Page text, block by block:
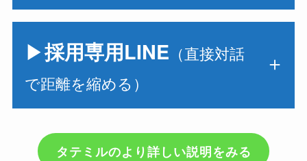
▶採用専用LINE （直接対話
で距離を縮める）
タテミルのより詳しい説明をみる